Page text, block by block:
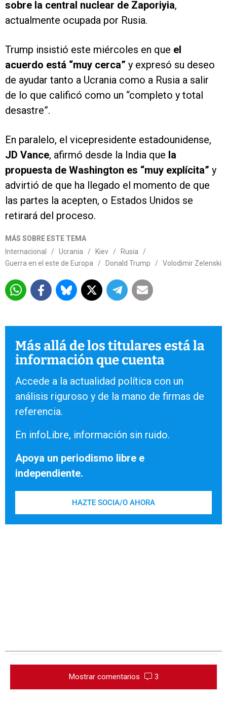
sobre la central nuclear de Zaporiyia,
actualmente ocupada por Rusia.
Trump insistió este miércoles en que el
acuerdo está “muy cerca” y expresó su deseo
de ayudar tanto a Ucrania como a Rusia a salir
de lo que calificó como un “completo y total
desastre”.
En paralelo, el vicepresidente estadounidense,
JD Vance, afirmó desde la India que la
propuesta de Washington es “muy explícita” y
advirtió de que ha llegado el momento de que
las partes la acepten, o Estados Unidos se
retirará del proceso.
MÁS SOBRE ESTE TEMA
Internacional
/ Ucrania / Kiev / Rusia
/
Guerra en el este de Europa
/ Donald Trump / Volodimir Zelenski
Más allá de los titulares está la
información que cuenta
Accede a la actualidad política con un
análisis riguroso y de la mano de firmas de
referencia.
En infoLibre, información sin ruido.
Apoya un periodismo libre e
independiente.
HAZTE SOCIA/O AHORA
Mostrar comentarios 3